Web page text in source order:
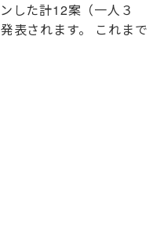
した計12案（一人３
表されます。
これまで